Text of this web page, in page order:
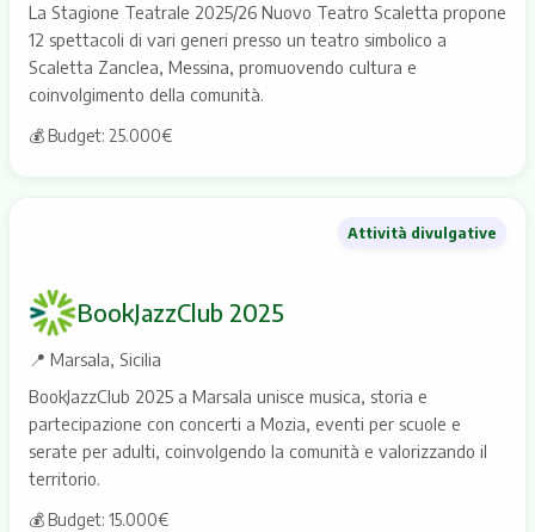
La Stagione Teatrale 2025/26 Nuovo Teatro Scaletta propone
12 spettacoli di vari generi presso un teatro simbolico a
Scaletta Zanclea, Messina, promuovendo cultura e
coinvolgimento della comunità.
💰 Budget: 25.000€
Attività divulgative
BookJazzClub 2025
📍 Marsala, Sicilia
BookJazzClub 2025 a Marsala unisce musica, storia e
partecipazione con concerti a Mozia, eventi per scuole e
serate per adulti, coinvolgendo la comunità e valorizzando il
territorio.
💰 Budget: 15.000€